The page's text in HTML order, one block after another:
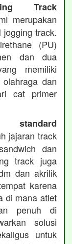
Track
merupakan
track.
(PU)
dan dua
memiliki
dan
cat primer
jajaran track
dan
track juga
dan akrilik
karena
di mana atlet
penuh di
solusi
untuk